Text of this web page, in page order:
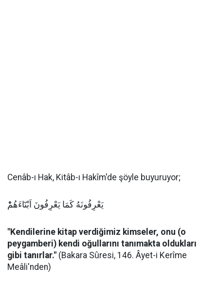
Cenâb-ı Hak, Kitâb-ı Hakîm'de şöyle buyuruyor;
"Kendilerine kitap verdiğimiz kimseler, onu (o
peygamberi) kendi oğullarını tanımakta oldukları
gibi tanırlar." (Bakara Sûresi, 146. Âyet-i Kerîme
Meâli'nden)